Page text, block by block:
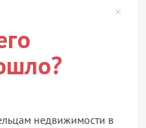
недвижимости в